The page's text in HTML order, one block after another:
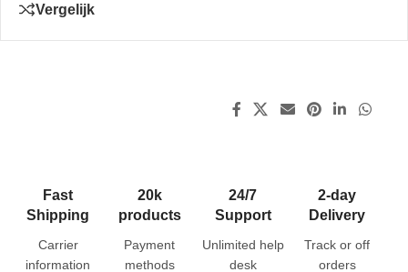
Vergelijk
Fast
Shipping
Carrier
information
20k
products
Payment
methods
24/7
Support
Unlimited help
desk
2-day
Delivery
Track or off
orders